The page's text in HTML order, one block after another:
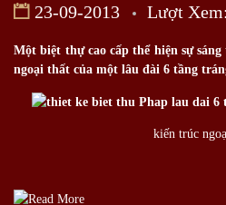
23-09-2013 Lượt
Một biệt thự cao cấp thể hiện sự
ngoại thất của một lâu đài 6 tầng
kiến trúc